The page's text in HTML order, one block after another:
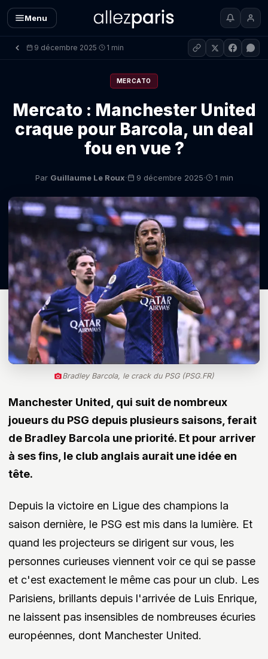
Menu
9 décembre 2025· 1 min
MERCATO
Mercato : Manchester United
craque pour Barcola, un deal
fou en vue ?
Par Guillaume Le Roux· 9 décembre 2025· 1 min
Bradley Barcola, le crack du PSG (PSG.FR)
Manchester United, qui suit de nombreux
joueurs du PSG depuis plusieurs saisons, ferait
de Bradley Barcola une priorité. Et pour arriver
à ses fins, le club anglais aurait une idée en
tête.
Depuis la victoire en Ligue des champions la
saison dernière, le PSG est mis dans la lumière. Et
quand les projecteurs se dirigent sur vous, les
personnes curieuses viennent voir ce qui se passe
et c'est exactement le même cas pour un club. Les
Parisiens, brillants depuis l'arrivée de Luis Enrique,
ne laissent pas insensibles de nombreuses écuries
européennes, dont Manchester United.